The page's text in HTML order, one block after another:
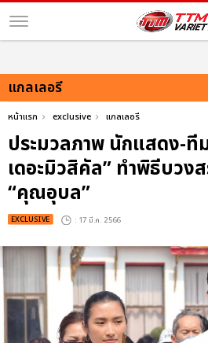
แกลเลอรี
หน้าแรก exclusive แกลเลอรี
ประมวลภาพ นักแสดง-ที
เดอะมิวสิคัล” ทำพิธีบวง
“คุณอุบล”
EXCLUSIVE : 17 มี.ค. 2566